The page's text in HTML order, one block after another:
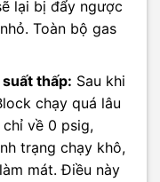
lại bị đẩy ngược
Toàn bộ gas
thấp: Sau khi
chạy quá lâu
về 0 psig,
trạng chạy khô,
mát. Điều này